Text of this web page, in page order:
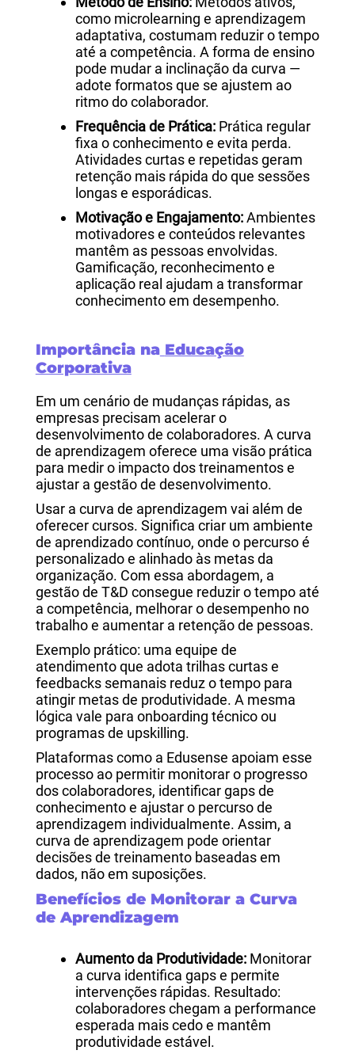
como microlearning e aprendizagem
adaptativa, costumam reduzir o tempo
até a competência. A forma de ensino
pode mudar a inclinação da curva —
adote formatos que se ajustem ao
ritmo do colaborador.
Frequência de Prática:Prática regular
fixa o conhecimento e evita perda.
Atividades curtas e repetidas geram
retenção mais rápida do que sessões
longas e esporádicas.
Motivação e Engajamento:Ambientes
motivadores e conteúdos relevantes
mantêm as pessoas envolvidas.
Gamificação, reconhecimento e
aplicação real ajudam a transformar
conhecimento em desempenho.
Importância na Educação
Corporativa
Em um cenário de mudanças rápidas, as
empresas precisam acelerar o
desenvolvimento de colaboradores. A curva
de aprendizagem oferece uma visão prática
para medir o impacto dos treinamentos e
ajustar a gestão de desenvolvimento.
Usar a curva de aprendizagem vai além de
oferecer cursos. Significa criar um ambiente
de aprendizado contínuo, onde o percurso é
personalizado e alinhado às metas da
organização. Com essa abordagem, a
gestão de T&D consegue reduzir o tempo até
a competência, melhorar o desempenho no
trabalho e aumentar a retenção de pessoas.
Exemplo prático: uma equipe de
atendimento que adota trilhas curtas e
feedbacks semanais reduz o tempo para
atingir metas de produtividade. A mesma
lógica vale para onboarding técnico ou
programas de upskilling.
Plataformas como a Edusense apoiam esse
processo ao permitir monitorar o progresso
dos colaboradores, identificar gaps de
conhecimento e ajustar o percurso de
aprendizagem individualmente. Assim, a
curva de aprendizagem pode orientar
decisões de treinamento baseadas em
dados, não em suposições.
Benefícios de Monitorar a Curva
de Aprendizagem
Aumento da Produtividade:Monitorar
a curva identifica gaps e permite
intervenções rápidas. Resultado:
colaboradores chegam a performance
esperada mais cedo e mantêm
produtividade estável.